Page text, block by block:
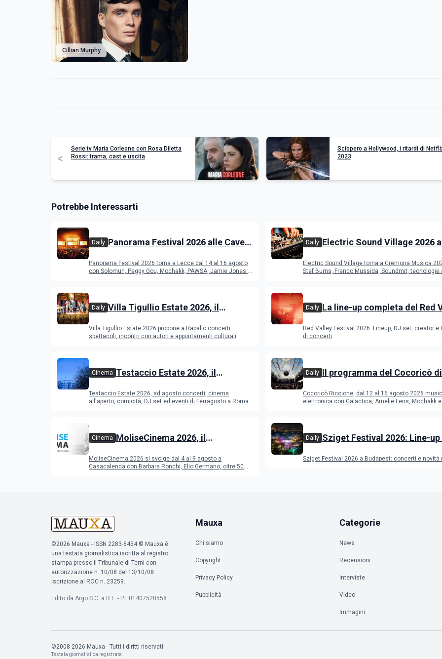
Cillian Murphy
<
Serie tv Maria Corleone con Rosa Diletta
Rossi: trama, cast e uscita
Sciopero a Hollywood, i ritardi di
2023
Potrebbe Interessarti
Daily Panorama Festival 2026 alle Cave
programma
Panorama Festival 2026 torna a Lecce dal 14 al 16 agosto
con Solomun, Peggy Gou, Mochakk, PAWSA, Jamie Jones e
Daily Electric Sound Village 2026 a
Young Band Contest, il
Electric Sound Village torna a Cremona Musica
Stef Burns, Franco Mussida, Soundmit, tecnologie
Daily Villa Tigullio Estate 2026, il
Villa Tigullio Estate 2026 propone a Rapallo concerti,
spettacoli, incontri con autori e appuntamenti culturali
Daily La line-up completa del Red
Red Valley Festival 2026: Lineup, DJ set, creator e
di concerti
Cinema Testaccio Estate 2026, il
Ferragosto
Testaccio Estate 2026, ad agosto concerti, cinema
all'aperto, comicità, DJ set ed eventi di Ferragosto a Roma.
Daily Il programma del Cocoricò di
Cocoricò Riccione, dal 12 al 16 agosto 2026
elettronica con Galactica, Amelie Lens, Mochakk e
Cinema MoliseCinema 2026, il
MoliseCinema 2026 si svolge dal 4 al 9 agosto a
Casacalenda con Barbara Ronchi, Elio Germano, oltre 50
Daily Sziget Festival 2026: Line-up
Sziget Festival 2026 a Budapest: concerti e
©2026 Mauxa - ISSN 2283-6454 © Mauxa è
una testata giornalistica iscritta al registro
stampa presso il Tribunale di Terni con
autorizzazione n. 10/08 del 13/10/08.
Iscrizione al ROC n. 23259.
Edito da Argo S.C. a R.L. - P.I. 01407520558
Mauxa
Chi siamo
Copyright
Privacy Policy
Pubblicità
Categorie
News
Recensioni
Interviste
Video
Immagini
©2008-2026 Mauxa - Tutti i diritti riservati
Testata giornalistica registrata